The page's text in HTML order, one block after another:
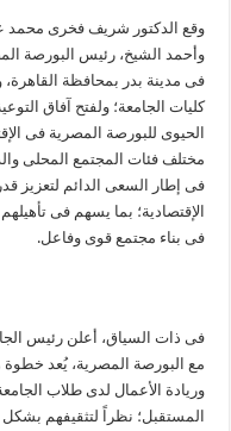
وقع الدكتور شريف فخرى محمد
وأحمد الشيخ، رئيس البورصة
فى مدينة بدر بمحافظة
كليات الجامعة؛ ولفتح آفاق
الحيوى للبورصة المصرية فى
مختلف فئات المجتمع المحلى
فى إطار السعى الدائم لتعزيز
الإقتصادية؛ بما يسهم فى
فى بناء مجتمع قوى وفاعل.
فى ذات السياق، أعلن رئيس
مع البورصة المصرية، يُعد خطوة
وريادة الأعمال لدى طلاب
المستقبل؛ نظراً لتثقيفهم